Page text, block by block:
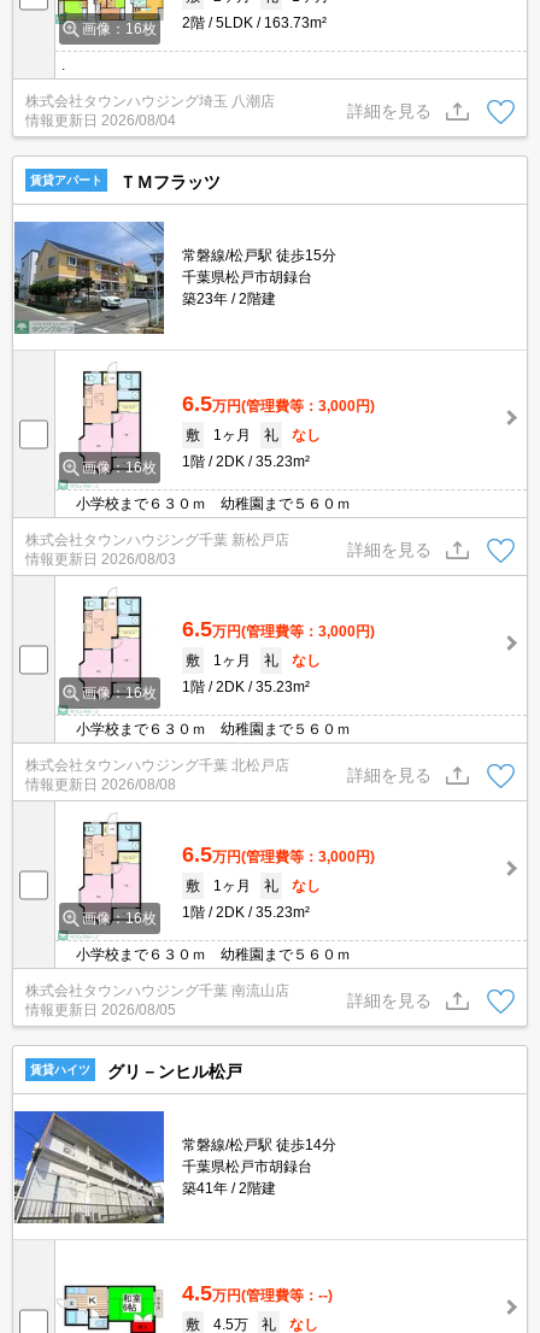
画像：16枚
2階
5LDK 163.73m²
株式会社タウンハウジング埼玉 八潮店
情報更新日 2026/08/04
詳細を見る
賃貸アパート ＴＭフラッツ
常磐線/松戸駅 徒歩15分
千葉県松戸市胡録台
築23年
2階建
画像：16枚
6.5万円(管理費等：3,000円)
敷
1ヶ月 礼
なし
1階
2DK 35.23m²
小学校まで６３０ｍ 幼稚園まで５６０ｍ
株式会社タウンハウジング千葉 新松戸店
情報更新日 2026/08/03
詳細を見る
画像：16枚
6.5万円(管理費等：3,000円)
敷
1ヶ月 礼
なし
1階
2DK 35.23m²
小学校まで６３０ｍ 幼稚園まで５６０ｍ
株式会社タウンハウジング千葉 北松戸店
情報更新日 2026/08/08
詳細を見る
画像：16枚
6.5万円(管理費等：3,000円)
敷
1ヶ月 礼
なし
1階
2DK 35.23m²
小学校まで６３０ｍ 幼稚園まで５６０ｍ
株式会社タウンハウジング千葉 南流山店
情報更新日 2026/08/05
詳細を見る
賃貸ハイツ グリ－ンヒル松戸
常磐線/松戸駅 徒歩14分
千葉県松戸市胡録台
築41年
2階建
4.5万円(管理費等：--)
敷
4.5万 礼
なし